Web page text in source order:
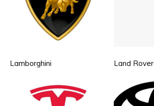
Lamborghini Land Rover